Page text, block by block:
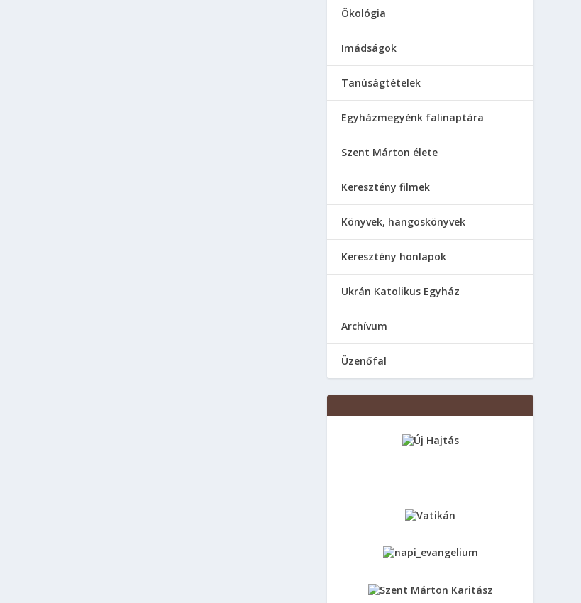
Ökológia
Imádságok
Tanúságtételek
Egyházmegyénk falinaptára
Szent Márton élete
Keresztény filmek
Könyvek, hangoskönyvek
Keresztény honlapok
Ukrán Katolikus Egyház
Аrchívum
Üzenőfal